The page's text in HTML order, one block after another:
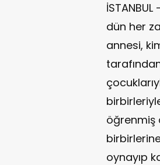
dün her
annesi,
öğrenmiş
oynayıp